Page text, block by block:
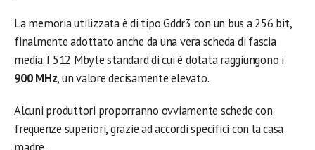
La memoria utilizzata è di tipo Gddr3 con un bus a 256 bit,
finalmente adottato anche da una vera scheda di fascia
media. I 512 Mbyte standard di cui è dotata raggiungono i
900 MHz, un valore decisamente elevato.
Alcuni produttori proporranno ovviamente schede con
frequenze superiori, grazie ad accordi specifici con la casa